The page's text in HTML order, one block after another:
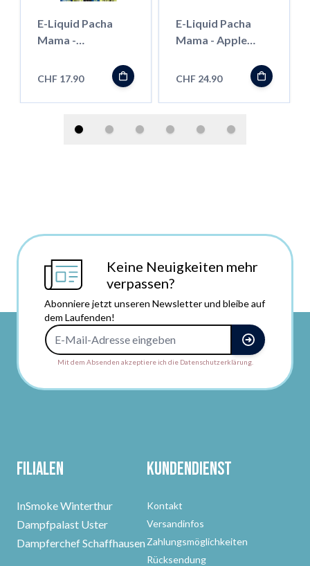
E-Liquid Pacha
Mama -
/ Acai - 50ml
CHF 17.90
E-Liquid Pacha
Mama - Apple
CHF 24.90
Keine Neuigkeiten mehr
verpassen?
Abonniere jetzt unseren Newsletter und bleibe auf
dem Laufenden!
Mit dem Absenden akzeptiere ich die Datenschutzerklärung.
Filialen
InSmoke Winterthur
Dampfpalast Uster
Dampferchef Schaffhausen
Kundendienst
Kontakt
Versandinfos
Zahlungsmöglichkeiten
Rücksendung